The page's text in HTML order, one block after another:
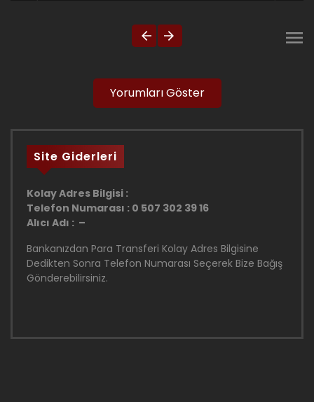
Yorumları Göster
Site Giderleri
Kolay Adres Bilgisi :
Telefon Numarası : 0 507 302 39 16
Alıcı Adı : –
Bankanızdan Para Transferi Kolay Adres Bilgisine
Dedikten Sonra Telefon Numarası Seçerek Bize Bağış
Gönderebilirsiniz.